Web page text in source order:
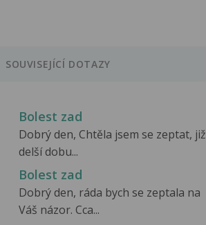
SOUVISEJÍCÍ DOTAZY
Bolest zad
Dobrý den, Chtěla jsem se zeptat, již
delší dobu...
Bolest zad
Dobrý den, ráda bych se zeptala na
Váš názor. Cca...